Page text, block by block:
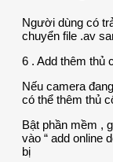
Người dùng có
chuyển file .av
6 . Add thêm thủ
Nếu camera
có thể thêm thủ
Bật phần mềm ,
vào “ add online
bị